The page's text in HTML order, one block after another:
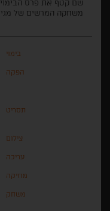
שם קטף את פרס
משחקה המרשים של מגי
בימוי
הפקה
תסריט
צילום
עריכה
מוזיקה
משחק